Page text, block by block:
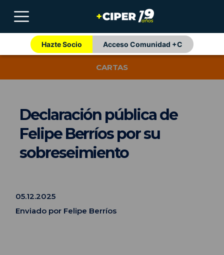
Hazte Socio Acceso Comunidad +C
CARTAS
Declaración pública de
Felipe Berríos por su
sobreseimiento
05.12.2025
Enviado por Felipe Berríos